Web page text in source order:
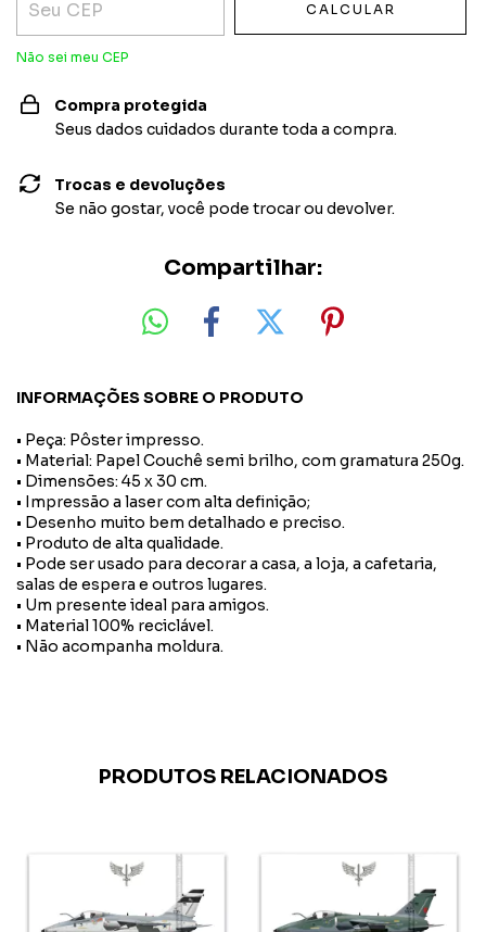
CALCULAR
Não sei meu CEP
Compra protegida
Seus dados cuidados durante toda a compra.
Trocas e devoluções
Se não gostar, você pode trocar ou devolver.
Compartilhar:
INFORMAÇÕES SOBRE O PRODUTO
• Peça: Pôster impresso.
• Material: Papel Couchê semi brilho, com gramatura 250g.
• Dimensões: 45 x 30 cm.
• Impressão a laser com alta definição;
• Desenho muito bem detalhado e preciso.
• Produto de alta qualidade.
• Pode ser usado para decorar a casa, a loja, a cafetaria,
salas de espera e outros lugares.
• Um presente ideal para amigos.
• Material 100% reciclável.
• Não acompanha moldura.
PRODUTOS RELACIONADOS